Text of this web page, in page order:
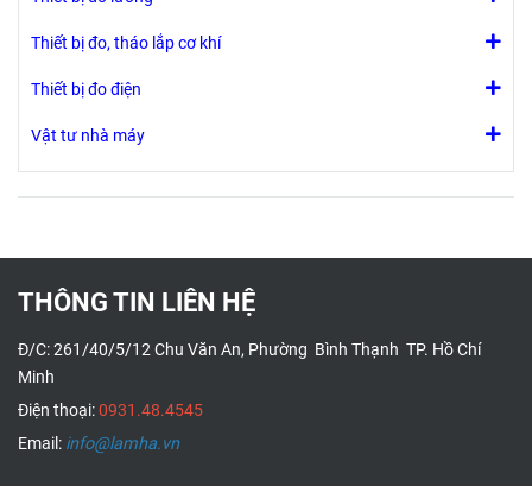
Thiết bị đo, tháo lắp cơ khí
Thiết bị đo điện
Vật tư nhà máy
THÔNG TIN LIÊN HỆ
Đ/C: 261/40/5/12 Chu Văn An, Phường Bình Thạnh TP. Hồ Chí
Minh
Điện thoại:0931.48.4545
Email: info@lamha.vn